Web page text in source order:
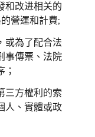
和改进相关的
營運和計費;
或為了配合法
事傳票、法院
；
三方權利的索
人、實體或政